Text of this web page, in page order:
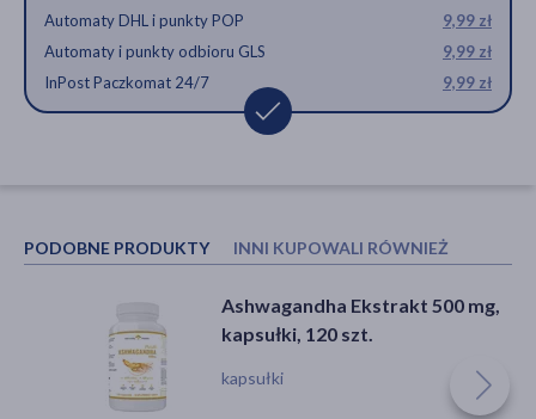
Automaty DHL i punkty POP
9,99 zł
Automaty i punkty odbioru GLS
9,99 zł
InPost Paczkomat 24/7
9,99 zł
PODOBNE PRODUKTY INNI KUPOWALI RÓWNIEŻ
Ashwagandha Ekstrakt 500 mg,
kapsułki, 120 szt.
kapsułki
Olimp Creatine 1250 Mega Caps
, kapsułki, 120 szt.
kapsułki, wytrzymałość, trening